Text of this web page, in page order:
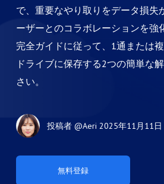
で、重要なやり取りをデータ損失
ーザーとのコラボレーションを強
完全ガイドに従って、1通または
ドライブに保存する2つの簡単な
さい。
投稿者 @Aeri 2025年11月11日